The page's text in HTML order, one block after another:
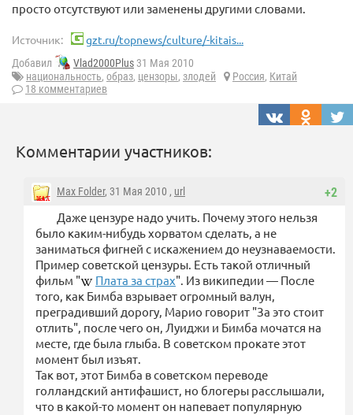
просто отсутствуют или заменены другими словами.
Источник: gzt.ru/topnews/culture/-kitais...
Добавил Vlad2000Plus 31 Мая 2010
национальность, образ, цензоры, злодей Россия, Китай
18 комментариев
Комментарии участников:
+2
Max Folder, 31 Мая 2010 , url
Даже цензуре надо учить. Почему этого нельзя
было каким-нибудь хорватом сделать, а не
заниматься фигней с искажением до неузнаваемости.
Пример советской цензуры. Есть такой отличный
фильм "
Плата за страх". Из википедии — После
того, как Бимба взрывает огромный валун,
преградивший дорогу, Марио говорит "За это стоит
отлить", после чего он, Луиджи и Бимба мочатся на
месте, где была глыба. В советском прокате этот
момент был изъят.
Так вот, этот Бимба в советском переводе
голландский антифашист, но блогеры расслышали,
что в какой-то момент он напевает популярную